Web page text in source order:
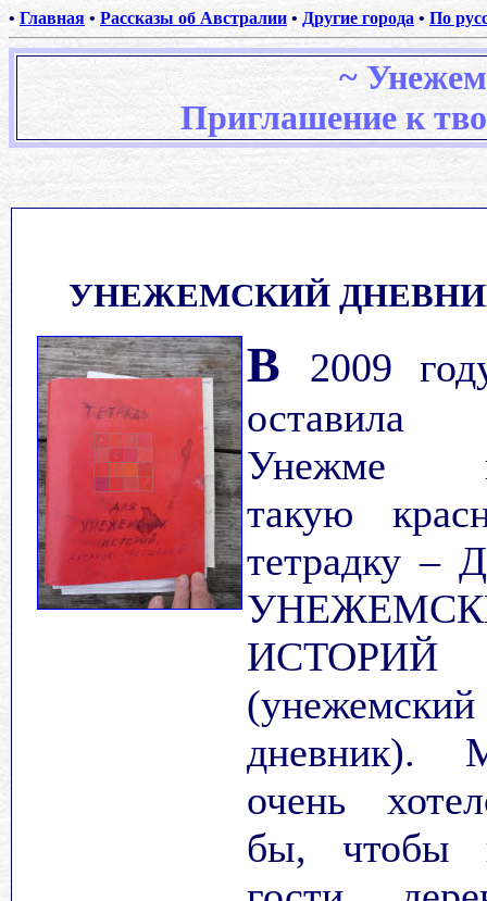
• Главная • Рассказы об Австралии • Другие города • По
~
Приглашение к
УНЕЖЕМСКИЙ
В
2009
Унежме
такую
тетрадку–
ИСТОРИЙ
(унежемский
дневник).
очень
бы, чтобы